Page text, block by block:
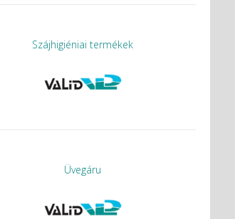
Szájhigiéniai termékek
Üvegáru